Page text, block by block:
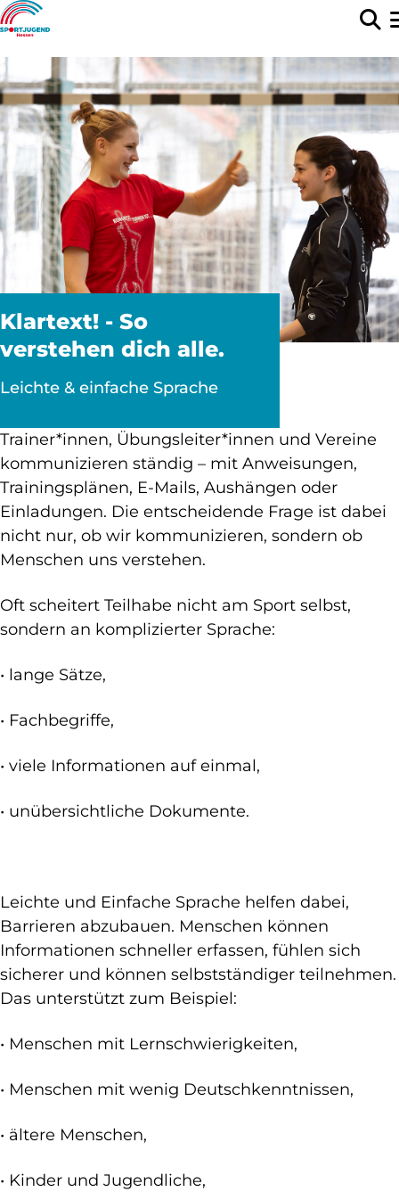
Klartext! - So
verstehen dich alle.
Leichte & einfache Sprache
Trainer*innen, Übungsleiter*innen und Vereine
kommunizieren ständig – mit Anweisungen,
Trainingsplänen, E-Mails, Aushängen oder
Einladungen. Die entscheidende Frage ist dabei
nicht nur, ob wir kommunizieren, sondern ob
Menschen uns verstehen.
Oft scheitert Teilhabe nicht am Sport selbst,
sondern an komplizierter Sprache:
• lange Sätze,
• Fachbegriffe,
• viele Informationen auf einmal,
• unübersichtliche Dokumente.
Leichte und Einfache Sprache helfen dabei,
Barrieren abzubauen. Menschen können
Informationen schneller erfassen, fühlen sich
sicherer und können selbstständiger teilnehmen.
Das unterstützt zum Beispiel:
• Menschen mit Lernschwierigkeiten,
• Menschen mit wenig Deutschkenntnissen,
• ältere Menschen,
• Kinder und Jugendliche,